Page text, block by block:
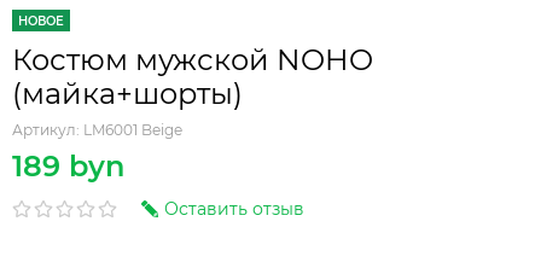
НОВОЕ
Костюм мужской NOHO
(майка+шорты)
Артикул: LM6001 Beige
189 byn
Оставить отзыв